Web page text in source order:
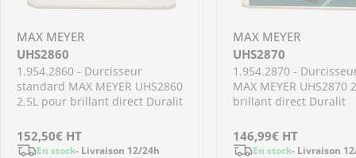
MAX MEYER
UHS2860
1.954.2860 - Durcisseur
standard MAX MEYER UHS2860
2.5L pour brillant direct Duralit
Prix
152,50€ HT
En stock- Livraison 12/24h
MAX MEYER
UHS2870
1.954.2870 -
MAX MEYER UHS2870
brillant direct Duralit
Prix
146,99€ HT
En stock- Livraison